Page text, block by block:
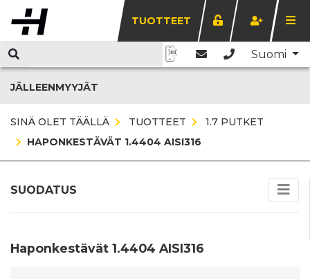
TUOTTEET
Suomi
JÄLLEENMYYJÄT
SINÄ OLET TÄÄLLÄ TUOTTEET
1.7 PUTKET
HAPONKESTÄVÄT 1.4404 AISI316
SUODATUS
Haponkestävät 1.4404 AISI316